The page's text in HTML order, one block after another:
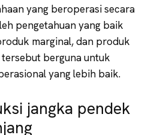
yang beroperasi secara
pengetahuan yang baik
marginal, dan produk
berguna untuk
yang lebih baik.
jangka pendek